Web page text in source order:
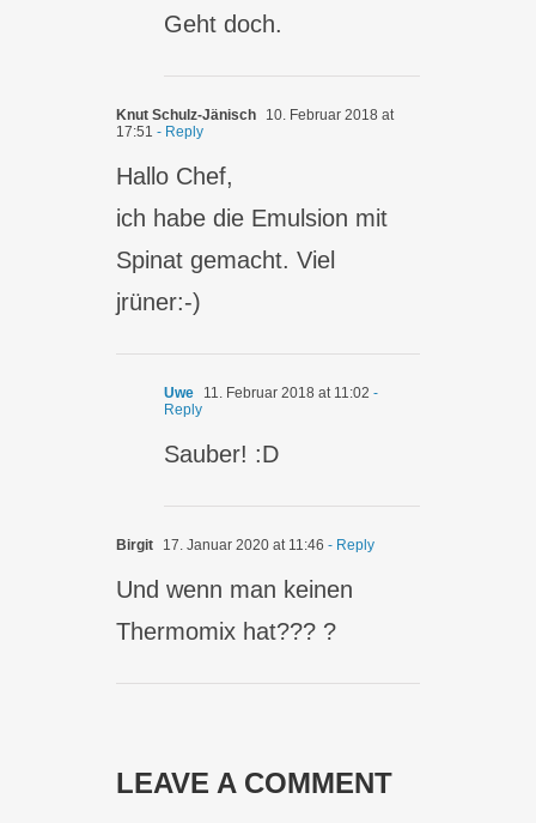
Geht doch.
Knut Schulz-Jänisch
10. Februar 2018 at
17:51 - Reply
Hallo Chef,
ich habe die Emulsion mit
Spinat gemacht. Viel
jrüner:-)
Uwe 11. Februar 2018 at 11:02 -
Reply
Sauber! :D
Birgit 17. Januar 2020 at 11:46 - Reply
Und wenn man keinen
Thermomix hat??? ?
LEAVE A COMMENT